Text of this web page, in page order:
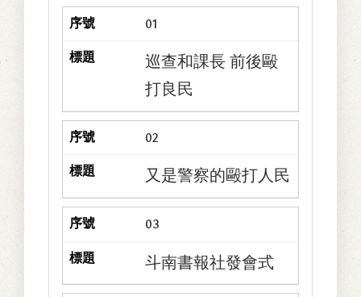
01
巡查和課長 前後毆
打良民
02
又是警察的毆打人民
03
斗南書報社發會式